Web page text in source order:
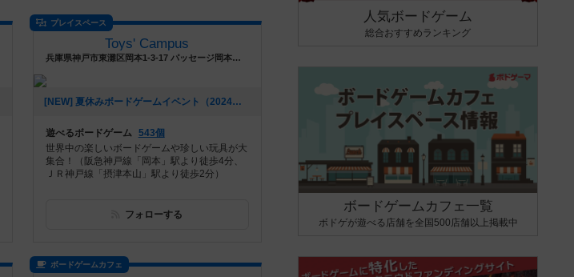
プレイスペース
Toys' Campus
兵庫県神戸市東灘区岡本1-3-17 パッセージ岡本３Ｆ
[NEW] 夏休みボードゲームイベント（2024年08月04日 12時24分）
遊べるボードゲーム 543個
世界中の楽しいボードゲームや珍しい玩具が大
集合！（阪急神戸線「岡本」駅より徒歩4分、
ＪＲ神戸線「摂津本山」駅より徒歩2分）
フォローする
ボードゲームカフェ
人気ボードゲーム
総合おすすめランキング
ボードゲームカフェ一覧
ボドゲが遊べる店舗を全国500店舗以上掲載中